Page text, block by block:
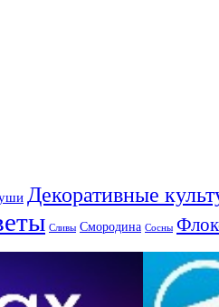
Декоративные
Сливы Смородина Сосны